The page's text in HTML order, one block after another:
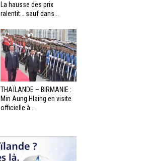
La hausse des prix
ralentit… sauf dans...
THAÏLANDE – BIRMANIE :
Min Aung Hlaing en visite
officielle à...